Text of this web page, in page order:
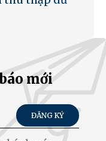
mới
ĐĂNG KÝ